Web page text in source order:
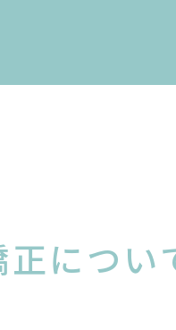
正につい